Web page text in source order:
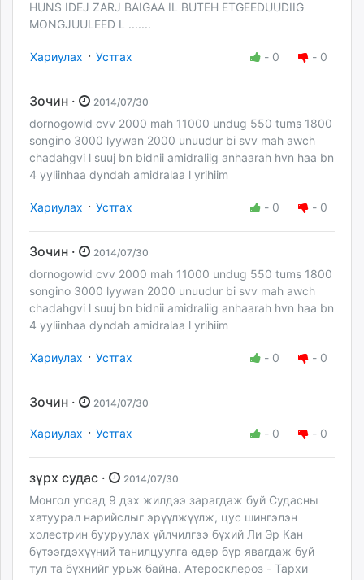
HUNS IDEJ ZARJ BAIGAA IL BUTEH ETGEEDUUDIIG
MONGJUULEED L .......
Хариулах · Устгах - 0 - 0
Зочин · 2014/07/30
dornogowid cvv 2000 mah 11000 undug 550 tums 1800
songino 3000 lyywan 2000 unuudur bi svv mah awch
chadahgvi l suuj bn bidnii amidraliig anhaarah hvn haa bn
4 yyliinhaa dyndah amidralaa l yrihiim
Хариулах · Устгах - 0 - 0
Зочин · 2014/07/30
dornogowid cvv 2000 mah 11000 undug 550 tums 1800
songino 3000 lyywan 2000 unuudur bi svv mah awch
chadahgvi l suuj bn bidnii amidraliig anhaarah hvn haa bn
4 yyliinhaa dyndah amidralaa l yrihiim
Хариулах · Устгах - 0 - 0
Зочин · 2014/07/30
Хариулах · Устгах - 0 - 0
зүрх судас · 2014/07/30
Монгол улсад 9 дэх жилдээ зарагдаж буй Судасны
хатуурал нарийслыг эрүүлжүүлж, цус шингэлэн
холестрин бууруулах үйлчилгээ бүхий Ли Эр Кан
бүтээгдэхүүний танилцуулга өдөр бүр явагдаж буй
тул та бүхнийг урьж байна. Атеросклероз - Тархи